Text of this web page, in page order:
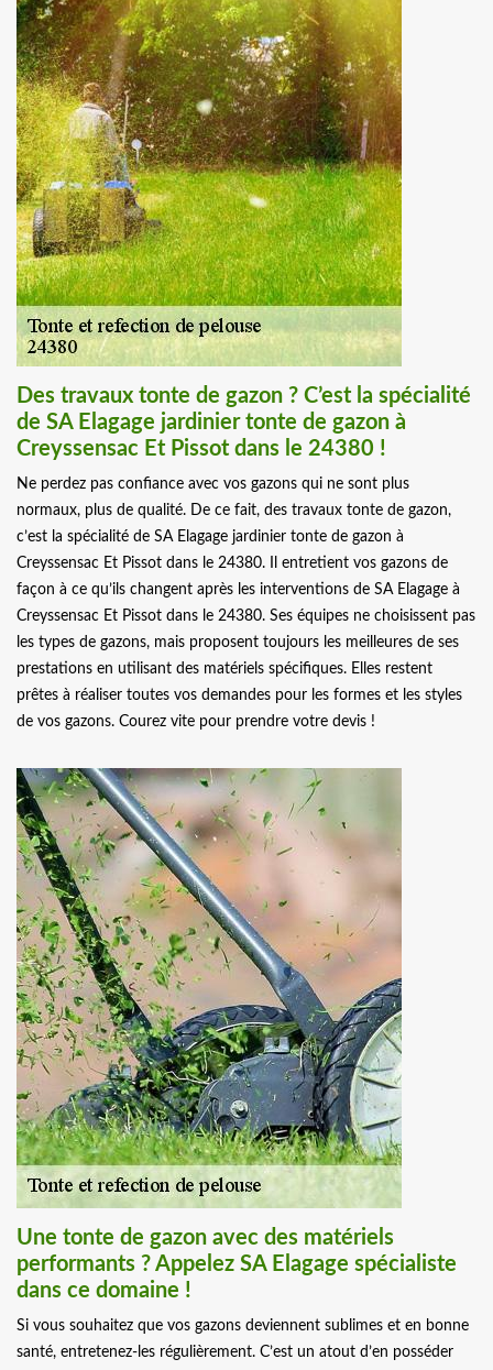
Des travaux tonte de gazon ? C’est la spécialité
de SA Elagage jardinier tonte de gazon à
Creyssensac Et Pissot dans le 24380 !
Ne perdez pas confiance avec vos gazons qui ne sont plus
normaux, plus de qualité. De ce fait, des travaux tonte de gazon,
c’est la spécialité de SA Elagage jardinier tonte de gazon à
Creyssensac Et Pissot dans le 24380. Il entretient vos gazons de
façon à ce qu’ils changent après les interventions de SA Elagage à
Creyssensac Et Pissot dans le 24380. Ses équipes ne choisissent pas
les types de gazons, mais proposent toujours les meilleures de ses
prestations en utilisant des matériels spécifiques. Elles restent
prêtes à réaliser toutes vos demandes pour les formes et les styles
de vos gazons. Courez vite pour prendre votre devis !
Une tonte de gazon avec des matériels
performants ? Appelez SA Elagage spécialiste
dans ce domaine !
Si vous souhaitez que vos gazons deviennent sublimes et en bonne
santé, entretenez-les régulièrement. C’est un atout d’en posséder